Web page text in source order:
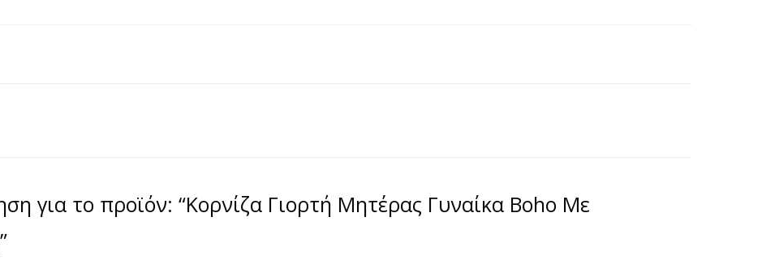
για το προϊόν: “Κορνίζα Γιορτή Μητέρας Γυναίκα Boho Με